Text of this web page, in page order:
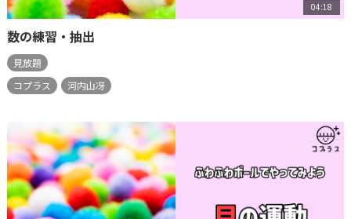
04:18
数の練習・抽出
見放題
コプラス
河内山冴